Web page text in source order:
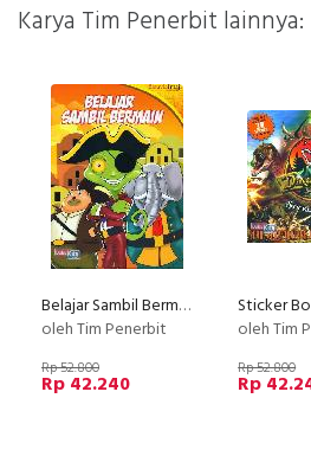
Karya Tim Penerbit lainnya:
Belajar Sambil Bermain
oleh Tim Penerbit
Rp 52.800
Rp 42.240
oleh Tim
Rp 52.800
Rp